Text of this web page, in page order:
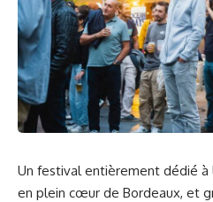
Un festival entièrement dédié à
en plein cœur de Bordeaux, et